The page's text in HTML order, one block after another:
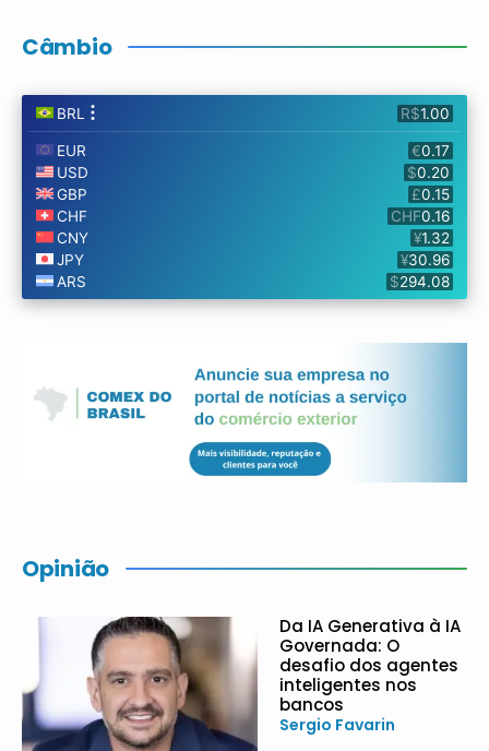
Câmbio
Opinião
Da IA Generativa à IA
Governada: O
desafio dos agentes
inteligentes nos
bancos
Sergio Favarin